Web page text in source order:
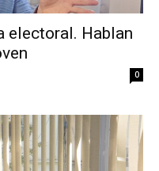
electoral. Hablan
0